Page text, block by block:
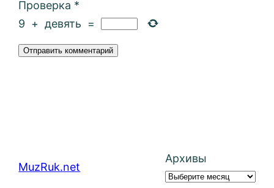
Проверка *
9 + девять =
MuzRuk.net
Архивы